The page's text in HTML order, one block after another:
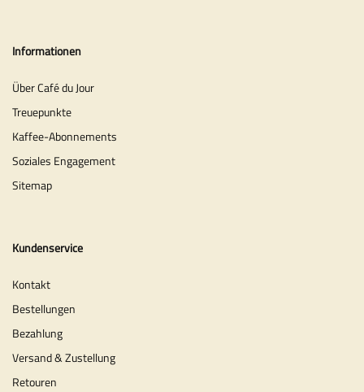
Informationen
Über Café du Jour
Treuepunkte
Kaffee-Abonnements
Soziales Engagement
Sitemap
Kundenservice
Kontakt
Bestellungen
Bezahlung
Versand & Zustellung
Retouren